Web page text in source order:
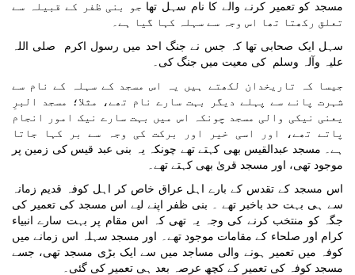
مسجد کو تعمیر کرنے والے کا نام سہل تھا جو بنی ظفر کے قبیلہ سے
تعلق رکھتا تھا اس وجہ سے سہلہ کہا گیا ہے۔
سہل ایک صحابی تھا کہ جس نے جنگ احد میں رسول اکرم
صلی اللہ
علیہ وآلہ وسلم کی معیت میں جنگ کی۔
جیسا کہ تاریخدان لکھتے ہیں یہ اس مسجد کے سہلہ کے نام سے
شہرت پانے سے پہلے دیگر بہت سارے نام تھے، مثلا؛ مسجد البرِ
یعنی نیکی والی مسجد چونکہ اس میں بہت سارے نیک امور انجام
پاتے تھے، اور اسی خیر اور برکت کی وجہ سے بر کہا جاتا
ہے۔ مسجد عبدالقیس بھی کہتے تھے چونکہ یہ بنی عبد قیس کی زمین پر
موجود تھی، اور مسجد قریٰ بھی کہتے تھے۔
اس مسجد کے تقدس کے بارے اہل عراق خاص کر اہل کوفہ قدیم زمانہ
سے ہی بہت حد باخبر تھے ۔ بنی ظفر اپنے لیے اس مسجد کی تعمیر کی
جگہ کو منتخب کرنے کی وجہ یہ تھی کہ اس مقام پر بہت سارے انبیاء
کرام اور صلحاء کے مقامات موجود تھے۔ اور مسجد سہلہ اس زمانے میں
کوفہ میں تعمیر ہونے والی مساجد میں سے ایک بڑی مسجد تھی، جسے
مسجد کوفہ کی تعمیر کے کچھ عرصہ بعد ہی تعمیر کی گئی۔